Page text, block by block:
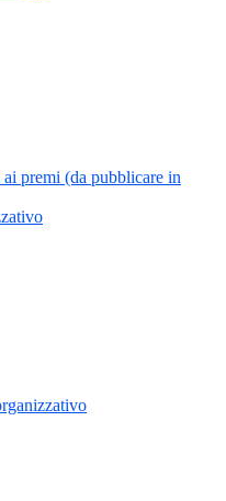
premi (da pubblicare in